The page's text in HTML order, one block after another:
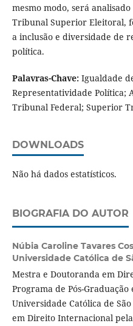
mesmo modo, será
Tribunal Superior Eleitoral,
a inclusão e diversidade de
política.
Palavras-Chave:Igualdade
Representatividade Política;
Tribunal Federal; Superior
DOWNLOADS
Não há dados estatísticos.
BIOGRAFIA DO AUTOR
Núbia Caroline Tavares
Universidade Católica de
Mestra e Doutoranda em
Programa de Pós-
Universidade Católica de São
em Direito Internacional